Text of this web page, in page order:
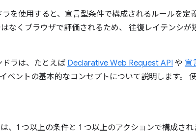
を使用すると、宣言型条件で構成されるルールを定
なくブラウザで評価されるため、 往復レイテンシが
ラは、たとえば Declarative Web Request API や 宣
ベントの基本的なコンセプトについて説明します。 使
、1 つ以上の条件と 1 つ以上のアクションで構成され